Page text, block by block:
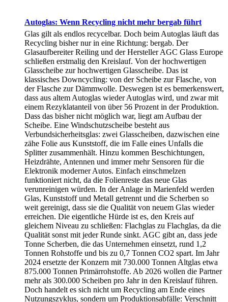
Autoglas: Wenn Recycling nicht mehr bergab führt
Glas gilt als endlos recycelbar. Doch beim Autoglas läuft das
Recycling bisher nur in eine Richtung: bergab. Der
Glasaufbereiter Reiling und der Hersteller AGC Glass Europe
schließen erstmalig den Kreislauf. Von der hochwertigen
Glasscheibe zur hochwertigen Glasscheibe. Das ist
klassisches Downcycling: von der Scheibe zur Flasche, von
der Flasche zur Dämmwolle. Deswegen ist es bemerkenswert,
dass aus altem Autoglas wieder Autoglas wird, und zwar mit
einem Rezyklatanteil von über 56 Prozent in der Produktion.
Dass das bisher nicht möglich war, liegt am Aufbau der
Scheibe. Eine Windschutzscheibe besteht aus
Verbundsicherheitsglas: zwei Glasscheiben, dazwischen eine
zähe Folie aus Kunststoff, die im Falle eines Unfalls die
Splitter zusammenhält. Hinzu kommen Beschichtungen,
Heizdrähte, Antennen und immer mehr Sensoren für die
Elektronik moderner Autos. Einfach einschmelzen
funktioniert nicht, da die Folienreste das neue Glas
verunreinigen würden. In der Anlage in Marienfeld werden
Glas, Kunststoff und Metall getrennt und die Scherben so
weit gereinigt, dass sie die Qualität von neuem Glas wieder
erreichen. Die eigentliche Hürde ist es, den Kreis auf
gleichem Niveau zu schließen: Flachglas zu Flachglas, da die
Qualität sonst mit jeder Runde sinkt. AGC gibt an, dass jede
Tonne Scherben, die das Unternehmen einsetzt, rund 1,2
Tonnen Rohstoffe und bis zu 0,7 Tonnen CO2 spart. Im Jahr
2024 ersetzte der Konzern mit 730.000 Tonnen Altglas etwa
875.000 Tonnen Primärrohstoffe. Ab 2026 wollen die Partner
mehr als 300.000 Scheiben pro Jahr in den Kreislauf führen.
Doch handelt es sich nicht um Recycling am Ende eines
Nutzungszyklus, sondern um Produktionsabfälle: Verschnitt